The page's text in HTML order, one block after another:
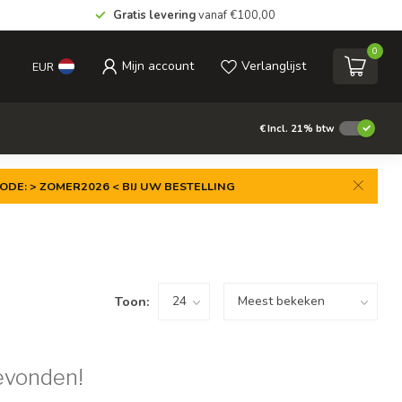
Gratis leveringvanaf €100,00
EUR Mijn account Verlanglijst
0
€Incl. 21% btw
> ZOMER2026 < BIJ UW BESTELLING
Toon: